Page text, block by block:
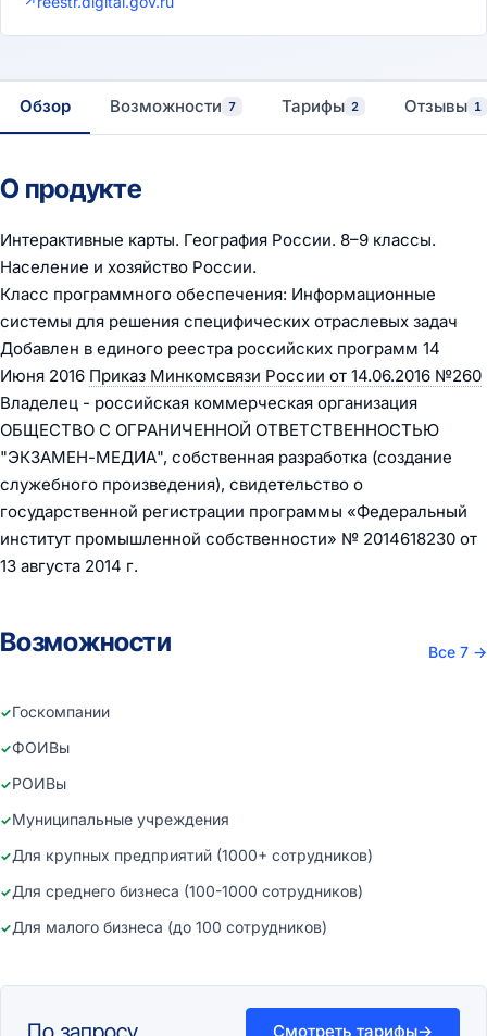
Обзор Возможности 7 Тарифы 2 Отзывы 1
О продукте
Интерактивные карты. География России. 8–9 классы.
Население и хозяйство России.
Класс программного обеспечения: Информационные
системы для решения специфических отраслевых задач
Добавлен в единого реестра российских программ 14
Июня 2016 Приказ Минкомсвязи России от 14.06.2016 №260
Владелец - российская коммерческая организация
ОБЩЕСТВО С ОГРАНИЧЕННОЙ ОТВЕТСТВЕННОСТЬЮ
"ЭКЗАМЕН-МЕДИА", собственная разработка (создание
служебного произведения), свидетельство о
государственной регистрации программы «Федеральный
институт промышленной собственности» № 2014618230 от
13 августа 2014 г.
Возможности Все 7 →
Госкомпании
ФОИВы
РОИВы
Муниципальные учреждения
Для крупных предприятий (1000+ сотрудников)
Для среднего бизнеса (100-1000 сотрудников)
Для малого бизнеса (до 100 сотрудников)
Смотреть тарифы→